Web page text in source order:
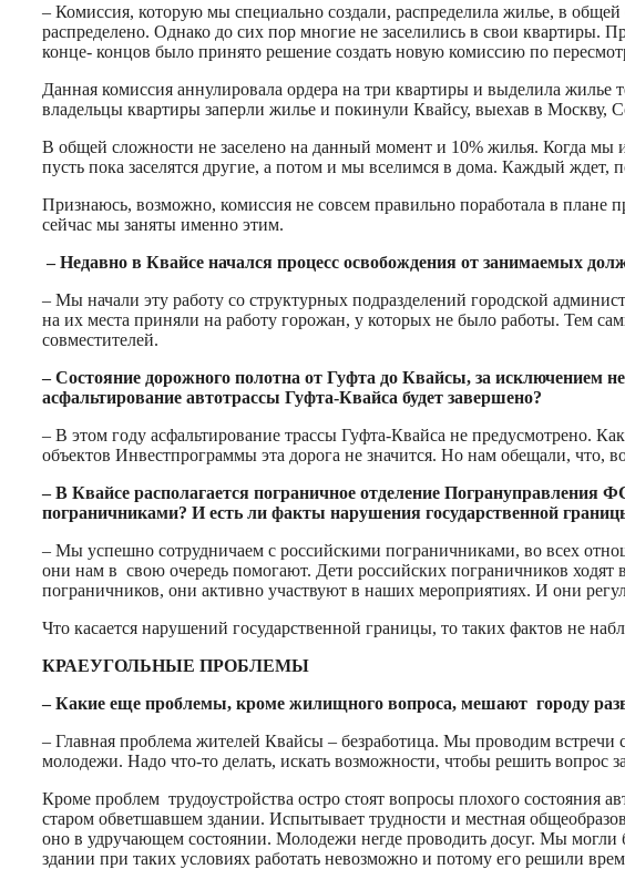
– Комиссия, которую мы специально создали, распределила жилье, в
распределено. Однако до сих пор многие не заселились в свои квартиры.
конце- концов было принято решение создать новую комиссию по
Данная комиссия аннулировала ордера на три квартиры и выделила
владельцы квартиры заперли жилье и покинули Квайсу, выехав в
В общей сложности не заселено на данный момент и 10% жилья. Когда мы
пусть пока заселятся другие, а потом и мы вселимся в дома. Каждый ждет,
Признаюсь, возможно, комиссия не совсем правильно поработала в
сейчас мы заняты именно этим.
– Недавно в Квайсе начался процесс освобождения от занимаемых
– Мы начали эту работу со структурных подразделений городской
на их места приняли на работу горожан, у которых не было работы. Тем
совместителей.
– Состояние дорожного полотна от Гуфта до Квайсы, за исключением
асфальтирование автотрассы Гуфта-Квайса будет завершено?
– В этом году асфальтирование трассы Гуфта-Квайса не предусмотрено.
объектов Инвестпрограммы эта дорога не значится. Но нам обещали, что,
– В Квайсе располагается пограничное отделение
пограничниками? И есть ли факты нарушения государственной
– Мы успешно сотрудничаем с российскими пограничниками, во всех
они нам в свою очередь помогают. Дети российских пограничников
пограничников, они активно участвуют в наших мероприятиях. И они
Что касается нарушений государственной границы, то таких фактов не
КРАЕУГОЛЬНЫЕ ПРОБЛЕМЫ
– Какие еще проблемы, кроме жилищного вопроса, мешают городу
– Главная проблема жителей Квайсы – безработица. Мы проводим
молодежи. Надо что-то делать, искать возможности, чтобы решить вопрос
Кроме проблем трудоустройства остро стоят вопросы плохого состояния
старом обветшавшем здании. Испытывает трудности и местная
оно в удручающем состоянии. Молодежи негде проводить досуг. Мы могли
здании при таких условиях работать невозможно и потому его решили